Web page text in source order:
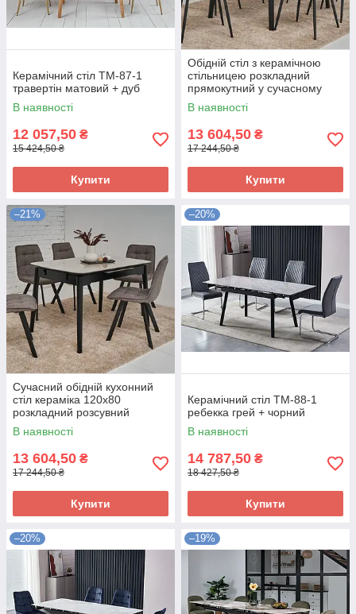
Керамічний стіл TM-87-1
травертін матовий + дуб
В наявності
12 057,50 ₴
15 424,50 ₴
Купити
Обідній стіл з керамічною
стільницею розкладний
прямокутний у сучасному
стилі для кухні вітальні TM-76
петра грей+чорний
В наявності
13 604,50 ₴
17 244,50 ₴
Купити
–21%
Сучасний обідній кухонний
стіл кераміка 120х80
розкладний розсувний
прямокутний для кухні TM-76
калакатта мармур + чорний
В наявності
13 604,50 ₴
17 244,50 ₴
Купити
–20%
Керамічний стіл TM-88-1
ребекка грей + чорний
В наявності
14 787,50 ₴
18 427,50 ₴
Купити
–20% –19%